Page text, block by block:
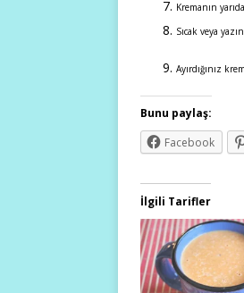
Kremanın
Sıcak veya
Ayırdığınız
Bunu paylaş:
Facebook
İlgili Tarifler